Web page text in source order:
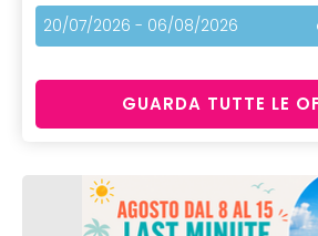
20/07/2026 - 06/08/2026
GUARDA TUTTE LE